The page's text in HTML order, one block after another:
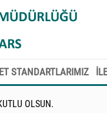
STANDARTLARIMIZ
OLSUN.